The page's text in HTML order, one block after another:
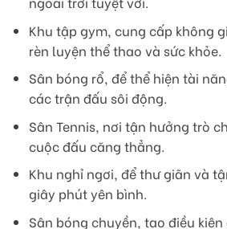
Khu tập gym, cung cấp không
rèn luyện thể thao và sức khỏe.
Sân bóng rổ, để thể hiện tài
các trận đấu sôi động.
Sân Tennis, nơi tận hưởng trò
cuộc đấu căng thẳng.
Khu nghỉ ngơi, để thư giãn và
giây phút yên bình.
Sân bóng chuyền, tạo điều